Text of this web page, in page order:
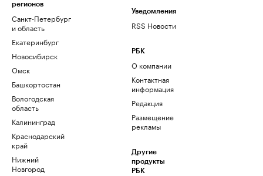
регионов
Санкт-Петербург
и область
Екатеринбург
Новосибирск
Омск
Башкортостан
Вологодская
область
Калининград
Краснодарский
край
Нижний
Новгород
Уведомления
RSS Новости
РБК
О компании
Контактная
информация
Редакция
Размещение
рекламы
Другие
продукты
РБК